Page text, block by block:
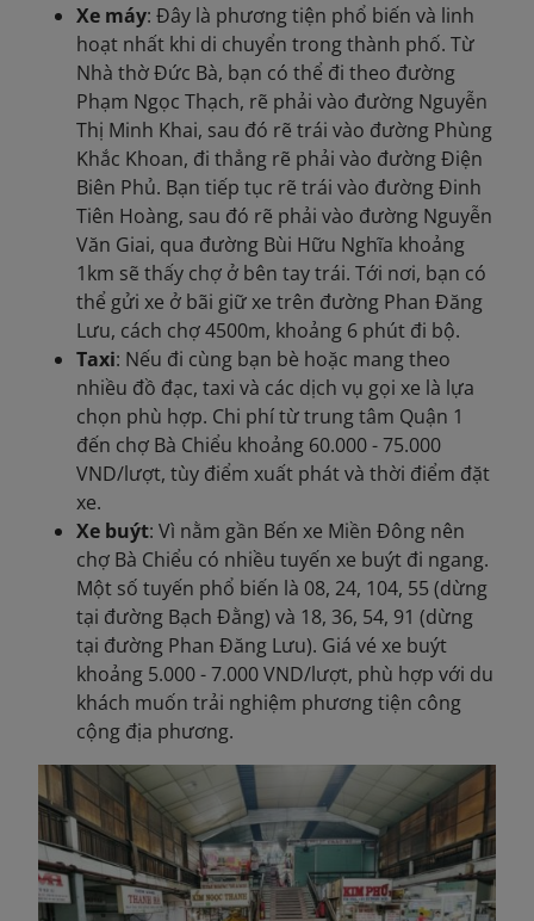
Xe máy: Đây là phương tiện phổ biến và linh
hoạt nhất khi di chuyển trong thành phố. Từ
Nhà thờ Đức Bà, bạn có thể đi theo đường
Phạm Ngọc Thạch, rẽ phải vào đường Nguyễn
Thị Minh Khai, sau đó rẽ trái vào đường Phùng
Khắc Khoan, đi thẳng rẽ phải vào đường Điện
Biên Phủ. Bạn tiếp tục rẽ trái vào đường Đinh
Tiên Hoàng, sau đó rẽ phải vào đường Nguyễn
Văn Giai, qua đường Bùi Hữu Nghĩa khoảng
1km sẽ thấy chợ ở bên tay trái. Tới nơi, bạn có
thể gửi xe ở bãi giữ xe trên đường Phan Đăng
Lưu, cách chợ 4500m, khoảng 6 phút đi bộ.
Taxi: Nếu đi cùng bạn bè hoặc mang theo
nhiều đồ đạc, taxi và các dịch vụ gọi xe là lựa
chọn phù hợp. Chi phí từ trung tâm Quận 1
đến chợ Bà Chiểu khoảng 60.000 - 75.000
VND/lượt, tùy điểm xuất phát và thời điểm đặt
xe.
Xe buýt: Vì nằm gần Bến xe Miền Đông nên
chợ Bà Chiểu có nhiều tuyến xe buýt đi ngang.
Một số tuyến phổ biến là 08, 24, 104, 55 (dừng
tại đường Bạch Đằng) và 18, 36, 54, 91 (dừng
tại đường Phan Đăng Lưu). Giá vé xe buýt
khoảng 5.000 - 7.000 VND/lượt, phù hợp với du
khách muốn trải nghiệm phương tiện công
cộng địa phương.